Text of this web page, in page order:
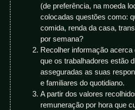
(de preferência, na moeda
colocadas questões como:
comida, renda da casa,
por semana?
Recolher informação acerca
que os trabalhadores estão
asseguradas as suas
e familiares do quotidiano.
A partir dos valores
remuneração por hora que